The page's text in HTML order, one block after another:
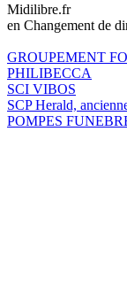
Midilibre.fr
en Changement de
GROUPEMENT
PHILIBECCA
SCI VIBOS
SCP Herald,
POMPES